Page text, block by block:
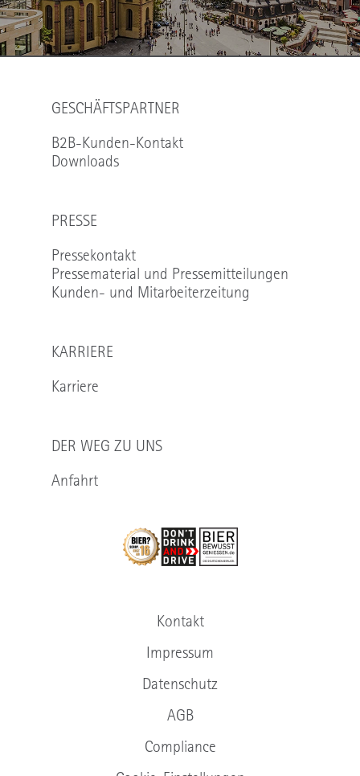
GESCHÄFTSPARTNER
B2B-Kunden-Kontakt
Downloads
PRESSE
Pressekontakt
Pressematerial und Pressemitteilungen
Kunden- und Mitarbeiterzeitung
KARRIERE
Karriere
DER WEG ZU UNS
Anfahrt
Kontakt
Impressum
Datenschutz
AGB
Compliance